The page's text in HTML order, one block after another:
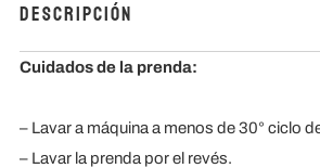
Descripción
Cuidados de la prenda:
– Lavar a máquina a menos de 30° ciclo
– Lavar la prenda por el revés.